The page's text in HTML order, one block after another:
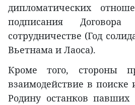
дипломатических
подписания
сотрудничестве (Год
Вьетнама и Лаоса).
Кроме того, стороны
взаимодействие в поиске
Родину останков павших